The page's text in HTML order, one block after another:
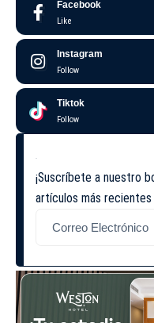
Facebook
Like
Instagram
Follow
Tiktok
Follow
¡Suscríbete a nuestro
artículos más